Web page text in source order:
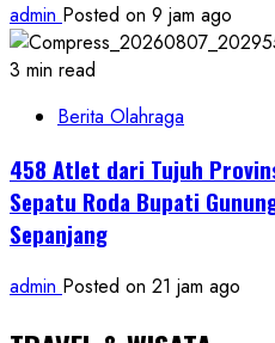
admin Posted on 9 jam ago
3 min read
Berita Olahraga
458 Atlet dari Tujuh
Sepatu Roda Bupati
Sepanjang
admin Posted on 21 jam ago